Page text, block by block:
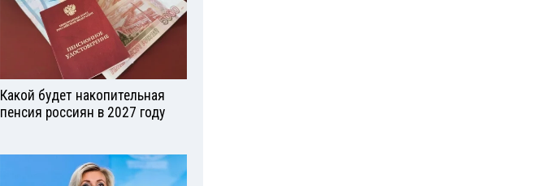
Какой будет накопительная
пенсия россиян в 2027 году